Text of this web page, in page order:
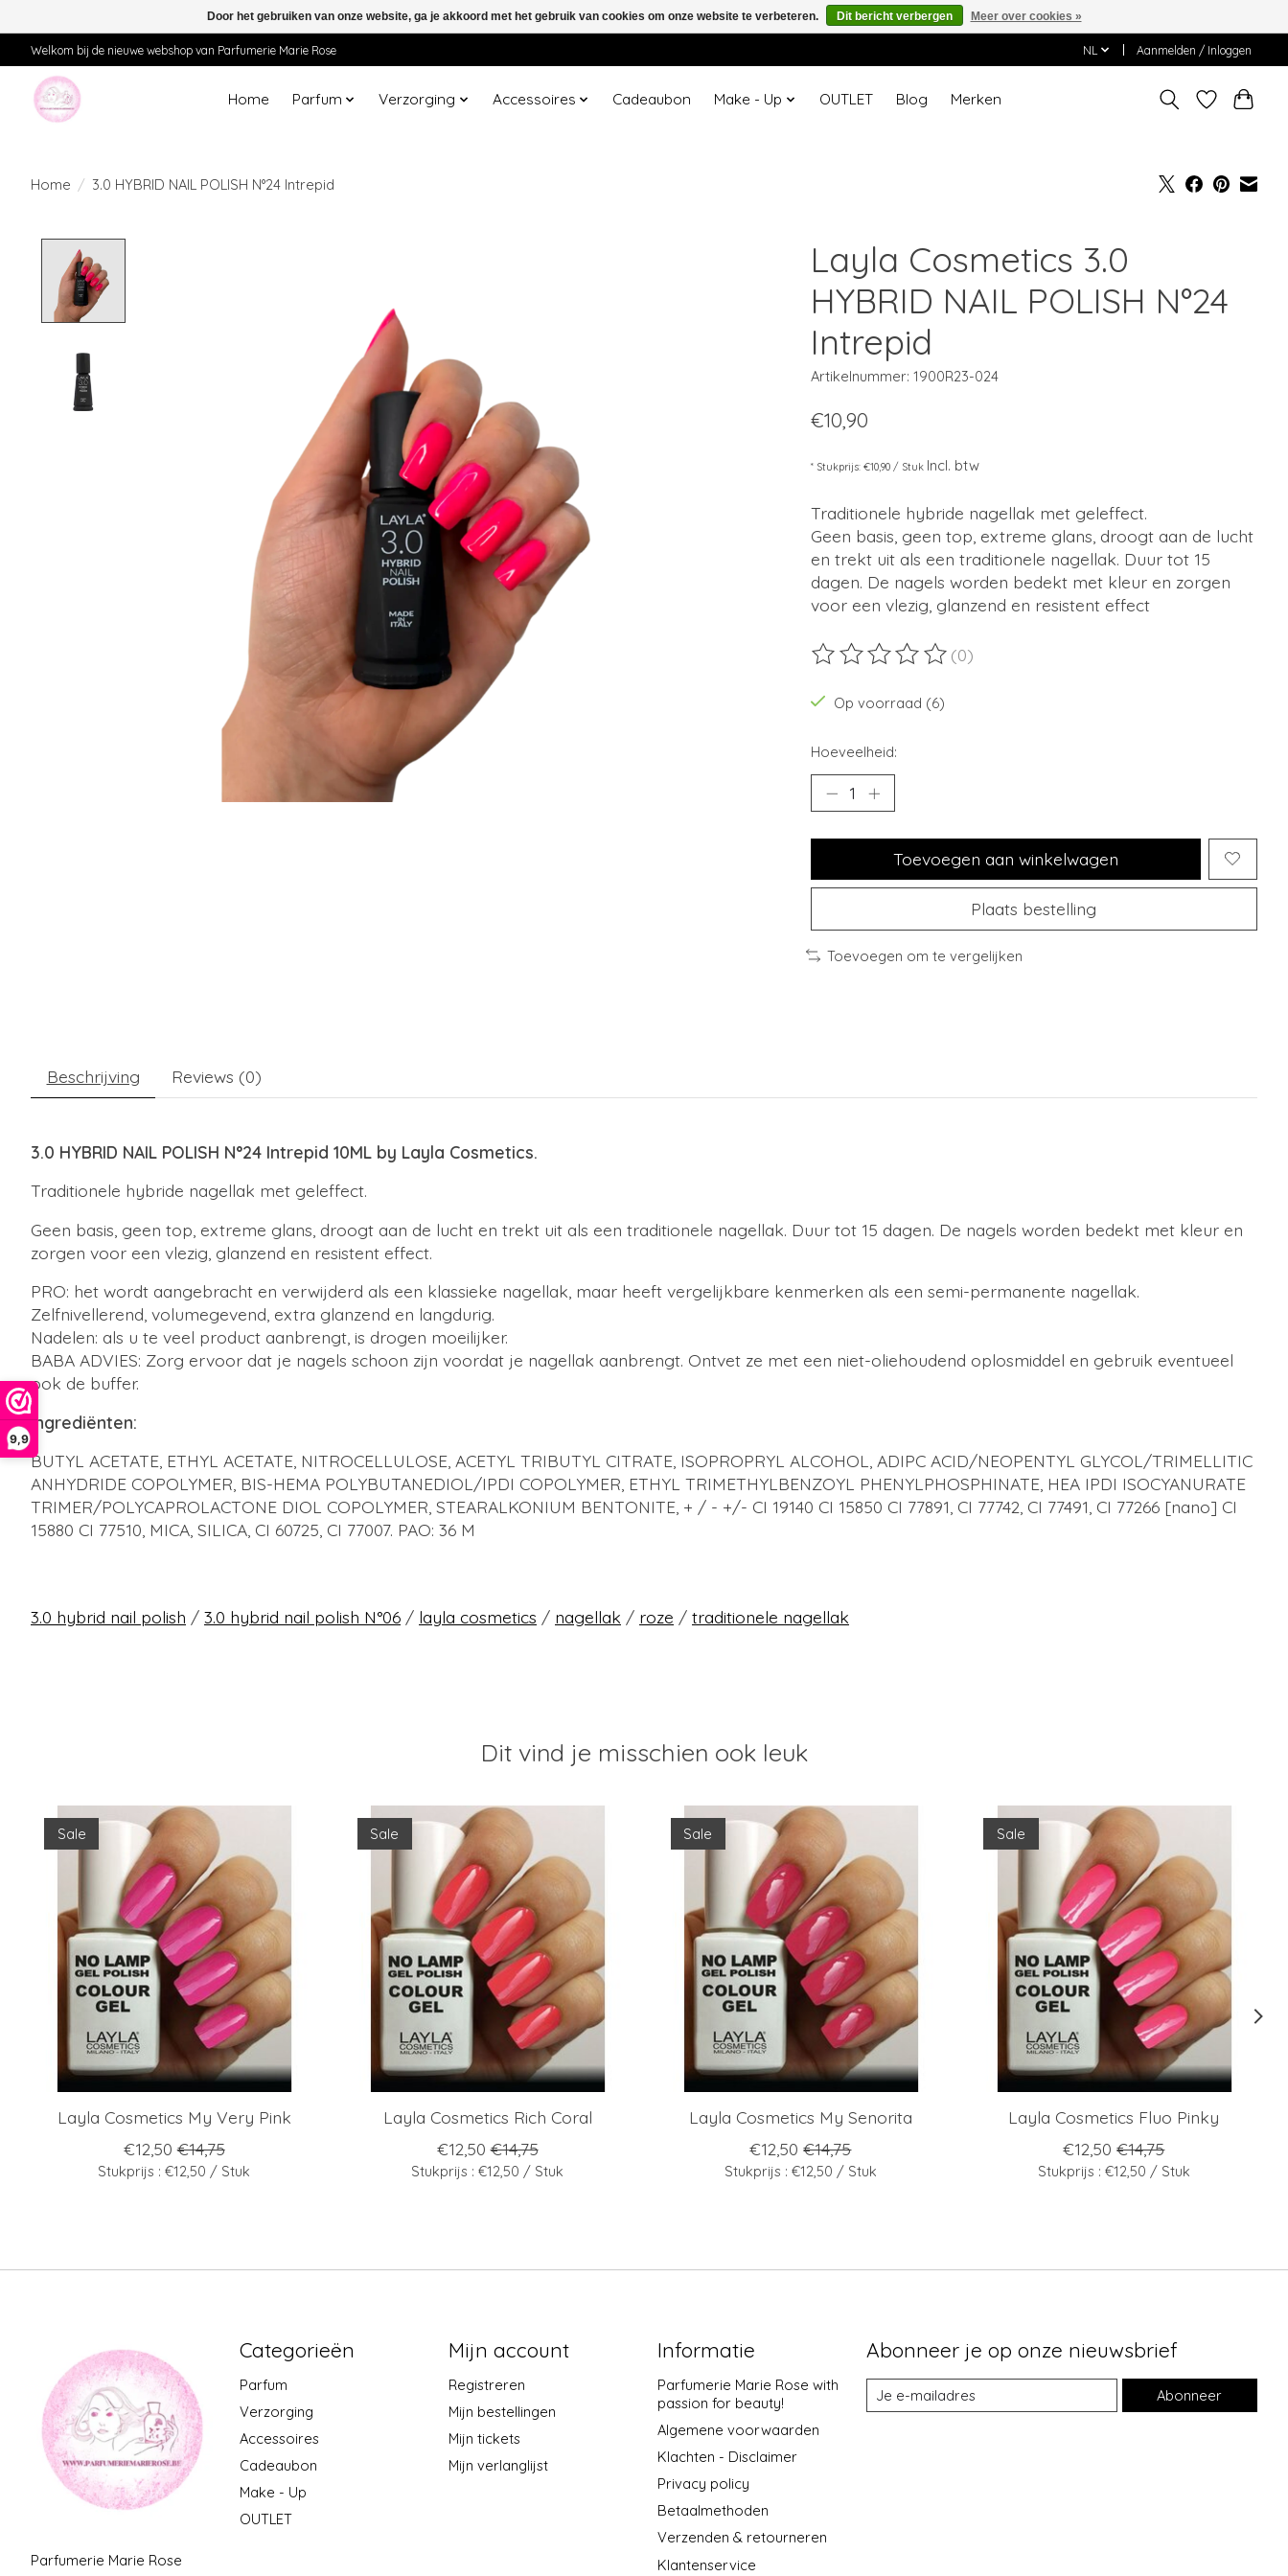
9,9
Welkom bij de nieuwe webshop van Parfumerie Marie Rose NL Aanmelden / Inloggen
Home Parfum Verzorging Accessoires Cadeaubon Make - Up OUTLET Blog Merken
Home / 3.0 HYBRID NAIL POLISH N°24 Intrepid
Layla Cosmetics 3.0
HYBRID NAIL POLISH N°24
Intrepid
Artikelnummer: 1900R23-024
€10,90
* Stukprijs: €10,90 / Stuk Incl. btw
Traditionele hybride nagellak met geleffect.
Geen basis, geen top, extreme glans, droogt aan de lucht
en trekt uit als een traditionele nagellak. Duur tot 15
dagen. De nagels worden bedekt met kleur en zorgen
voor een vlezig, glanzend en resistent effect
De beoordeling van dit product is
(0)
Op voorraad (6)
Hoeveelheid:
Toevoegen aan winkelwagen
Plaats bestelling
Toevoegen om te vergelijken
Beschrijving Reviews (0)
3.0 HYBRID NAIL POLISH N°24 Intrepid 10ML by Layla Cosmetics.
Traditionele hybride nagellak met geleffect.
Geen basis, geen top, extreme glans, droogt aan de lucht en trekt uit als een traditionele nagellak. Duur tot 15 dagen. De nagels worden bedekt met kleur en
zorgen voor een vlezig, glanzend en resistent effect.
PRO: het wordt aangebracht en verwijderd als een klassieke nagellak, maar heeft vergelijkbare kenmerken als een semi-permanente nagellak.
Zelfnivellerend, volumegevend, extra glanzend en langdurig.
Nadelen: als u te veel product aanbrengt, is drogen moeilijker.
BABA ADVIES: Zorg ervoor dat je nagels schoon zijn voordat je nagellak aanbrengt. Ontvet ze met een niet-oliehoudend oplosmiddel en gebruik eventueel
ook de buffer.
Ingrediënten:
BUTYL ACETATE, ETHYL ACETATE, NITROCELLULOSE, ACETYL TRIBUTYL CITRATE, ISOPROPRYL ALCOHOL, ADIPC ACID/NEOPENTYL GLYCOL/TRIMELLITIC
ANHYDRIDE COPOLYMER, BIS-HEMA POLYBUTANEDIOL/IPDI COPOLYMER, ETHYL TRIMETHYLBENZOYL PHENYLPHOSPHINATE, HEA IPDI ISOCYANURATE
TRIMER/POLYCAPROLACTONE DIOL COPOLYMER, STEARALKONIUM BENTONITE, + / - +/- CI 19140 CI 15850 CI 77891, CI 77742, CI 77491, CI 77266 [nano] CI
15880 CI 77510, MICA, SILICA, CI 60725, CI 77007. PAO: 36 M
3.0 hybrid nail polish / 3.0 hybrid nail polish N°06 / layla cosmetics / nagellak / roze / traditionele nagellak
Dit vind je misschien ook leuk
Items van productcarrousel
Sale
Layla Cosmetics My Very Pink
€12,50 €14,75
Stukprijs : €12,50 / Stuk
Sale
Layla Cosmetics Rich Coral
€12,50 €14,75
Stukprijs : €12,50 / Stuk
Sale
Layla Cosmetics My Senorita
€12,50 €14,75
Stukprijs : €12,50 / Stuk
Sale
Layla Cosmetics Fluo Pinky
€12,50 €14,75
Stukprijs : €12,50 / Stuk
Parfumerie Marie Rose
Categorieën
Parfum
Verzorging
Accessoires
Cadeaubon
Make - Up
OUTLET
Mijn account
Registreren
Mijn bestellingen
Mijn tickets
Mijn verlanglijst
Informatie
Parfumerie Marie Rose with
passion for beauty!
Algemene voorwaarden
Klachten - Disclaimer
Privacy policy
Betaalmethoden
Verzenden & retourneren
Klantenservice
Abonneer je op onze nieuwsbrief
Abonneer
Door het gebruiken van onze website, ga je akkoord met het gebruik van cookies om onze website te verbeteren. Dit bericht verbergen Meer over cookies »